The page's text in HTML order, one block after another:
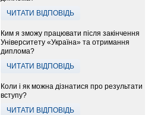
ЧИТАТИ ВІДПОВІДЬ
Ким я зможу працювати після закінчення
Університету «Україна» та отримання
диплома?
ЧИТАТИ ВІДПОВІДЬ
Коли і як можна дізнатися про результати
вступу?
ЧИТАТИ ВІДПОВІДЬ